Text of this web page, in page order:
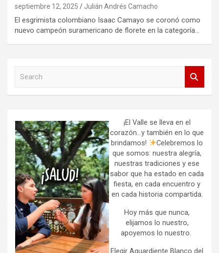
septiembre 12, 2025 Julián Andrés Camacho
El esgrimista colombiano Isaac Camayo se coronó como
nuevo campeón suramericano de florete en la categoría…
h
¡El Valle se lleva en el
corazón…y también en lo que
brindamos!
Celebremos lo
que somos: nuestra alegría,
nuestras tradiciones y ese
sabor que ha estado en cada
fiesta, en cada encuentro y
en cada historia compartida.
Hoy más que nunca,
elijamos lo nuestro,
apoyemos lo nuestro.
Elegir Aguardiente Blanco del